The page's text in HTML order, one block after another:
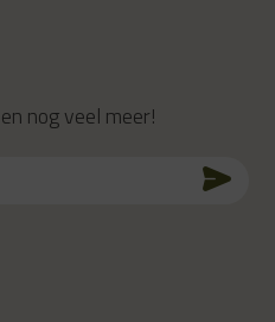
nog veel meer!